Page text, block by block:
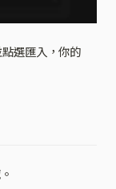
選匯入，你的